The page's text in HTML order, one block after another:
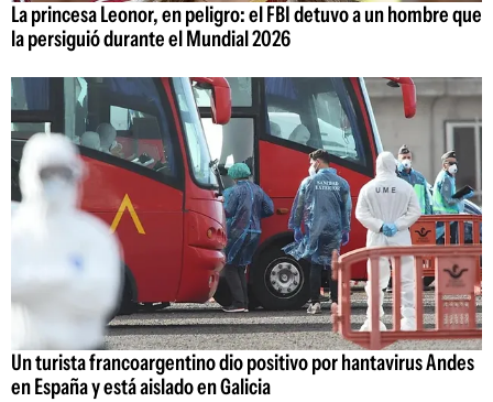
La princesa Leonor, en peligro: el FBI detuvo a un hombre que
la persiguió durante el Mundial 2026
Un turista francoargentino dio positivo por hantavirus Andes
en España y está aislado en Galicia